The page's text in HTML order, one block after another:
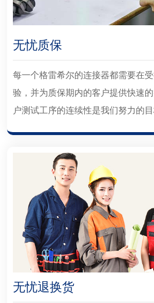
无忧质保
每一个格雷希尔的连接器都需要在受
验，并为质保期内的客户提供快速
户测试工序的连续性是我们努力的目
无忧退换货